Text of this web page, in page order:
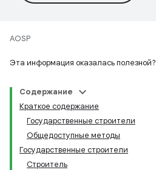
AOSP
Эта информация оказалась полезной?
Содержание
Краткое содержание
Государственные строители
Общедоступные методы
Государственные строители
Строитель